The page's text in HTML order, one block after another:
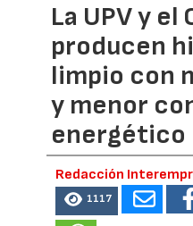
La UPV y el
producen
limpio con
y menor
energético
Redacción
1117